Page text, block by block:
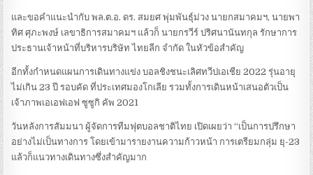
และขอคำแนะนำกับ พล.ต.อ. ดร. สมยศ พุ่มพันธุ์ม่วง นายกสมาคมฯ, นายพา
ทิศ ศุภะพงษ์ เลขาธิการสมาคมฯ แล้วก็ นายกรวีร์ ปริศนานันทกุล รักษาการ
ประธานเจ้าหน้าที่บริหารบริษัท ไทยลีก จำกัด ในหัวข้อสำคัญ
อีกทั้งกำหนดแผนการเดินทางแข่ง บอลชิงชนะเลิศทวีปเอเชีย 2022 รุ่นอายุ
ไม่เกิน 23 ปี รอบคัด ที่ประเทศมองโกเลีย รวมทั้งการเดินหน้าเสนอตัวเป็น
เจ้าภาพเอเอฟเอฟ ซูซูกิ คัพ 2021
วันหลังการสัมมนา ผู้จัดการทีมฟุตบอลชาติไทย เปิดเผยว่า “เป็นการปรึกษา
อย่างไม่เป็นทางการ โดยเข้ามารายงานความก้าวหน้า การเตรียมกลุ่ม ยุ-23
แล้วก็แนวทางเดินทางซึ่งสำคัญมาก